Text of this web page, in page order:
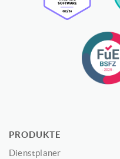
PRODUKTE
Dienstplaner